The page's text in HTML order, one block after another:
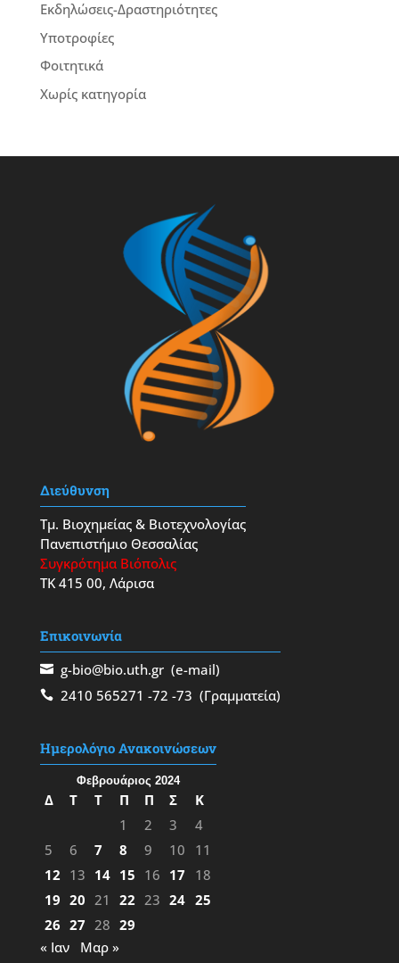
Εκδηλώσεις-Δραστηριότητες
Υποτροφίες
Φοιτητικά
Χωρίς κατηγορία
Διεύθυνση
Τμ. Βιοχημείας & Βιοτεχνολογίας
Πανεπιστήμιο Θεσσαλίας
Συγκρότημα Βιόπολις
ΤΚ 415 00, Λάρισα
Επικοινωνία
g-bio@bio.uth.gr(e-mail)
2410 565271 -72 -73 (Γραμματεία)
Ημερολόγιο Ανακοινώσεων
Φεβρουάριος 2024
Δ Τ Τ Π Π Σ
Κ
1
2 3
4
5
6 7 8 9 10
11
12 13 14 15 16 17
18
19 20 21 22 23 24 25
26 27 28 29
« Ιαν
Μαρ »